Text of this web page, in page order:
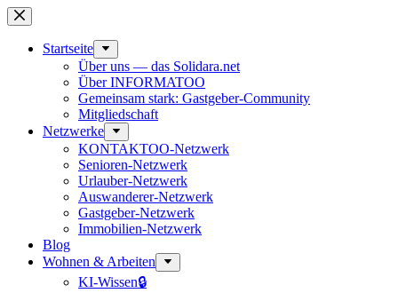
Zum
Inhalt
springenStart­seite
Über uns — das Solidara.net
Über INFORMATOO
Gemeinsam stark: Gastgeber-Community
Mitglied­schaft
Netzwerke
KONTAKTOO-Netzwerk
Senioren-Netzwerk
Urlauber-Netzwerk
Auswan­derer-Netzwerk
Gastgeber-Netzwerk
Immobilien-Netzwerk
Blog
Wohnen & Arbeiten
KI-Wissen🔒